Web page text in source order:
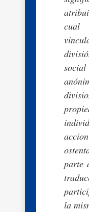
cual
parte
la